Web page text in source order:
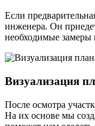
Если
инженера. Он
необходимые замеры
Визуализация
После осмотра
На их основе мы